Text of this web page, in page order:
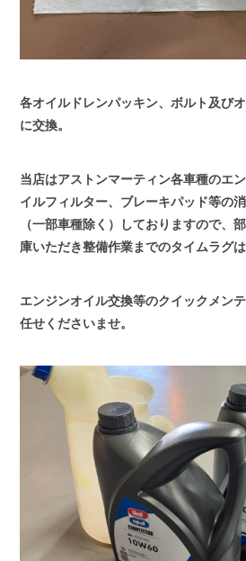
各オイルドレンパッキン、ボルト及び
に交換。
当店はアストンマーティン各車種のエ
イルフィルター、ブレーキパッド等の
（一部車種除く）しておりますので、
庫いただき整備作業までのタイムラグは
エンジンオイル交換等のクイックメン
任せくださいませ。